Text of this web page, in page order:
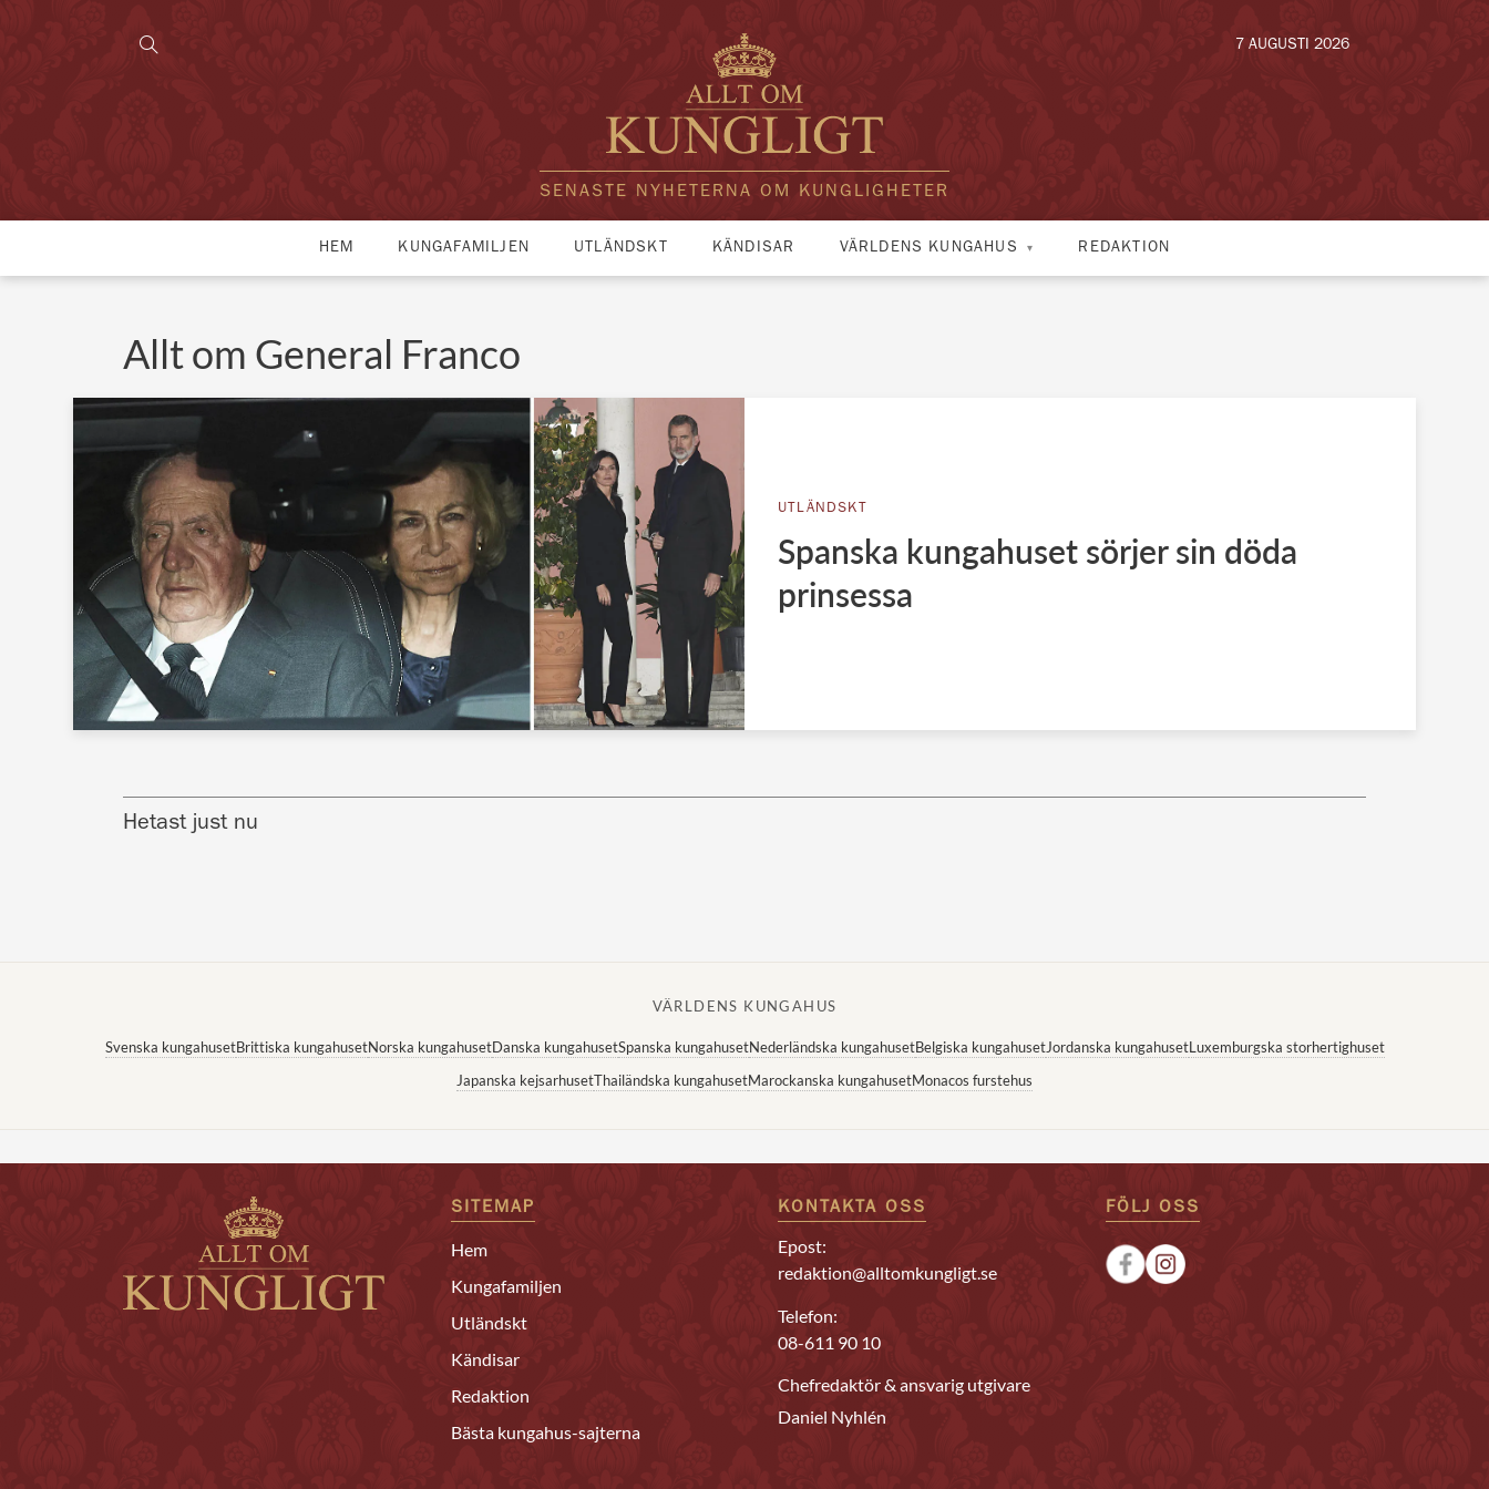
SENASTE NYHETERNA OM KUNGLIGHETER
7 AUGUSTI 2026
HEM KUNGAFAMILJEN UTLÄNDSKT KÄNDISAR VÄRLDENS KUNGAHUS REDAKTION
Allt om General Franco
UTLÄNDSKT
Spanska kungahuset sörjer sin döda
prinsessa
Hetast just nu
VÄRLDENS KUNGAHUS
Svenska kungahusetBrittiska kungahusetNorska kungahusetDanska kungahusetSpanska kungahusetNederländska kungahusetBelgiska kungahusetJordanska kungahusetLuxemburgska storhertighuset
Japanska kejsarhusetThailändska kungahusetMarockanska kungahusetMonacos furstehus
SITEMAP
Hem
Kungafamiljen
Utländskt
Kändisar
Redaktion
Bästa kungahus-sajterna
KONTAKTA OSS
Epost:
redaktion@alltomkungligt.se
Telefon:
08-611 90 10
Chefredaktör & ansvarig utgivare
Daniel Nyhlén
FÖLJ OSS